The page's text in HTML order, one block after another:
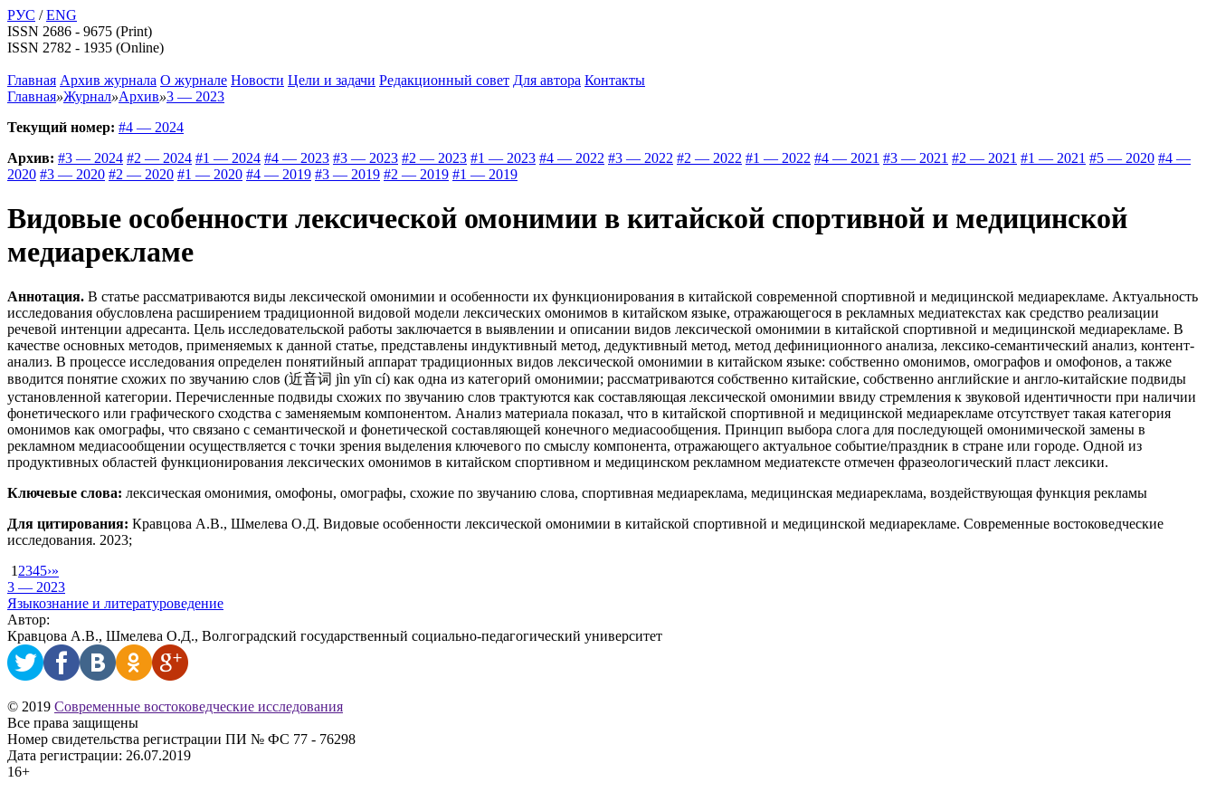
РУС /ENG
ISSN 2686 - 9675 (Print)
ISSN 2782 - 1935 (Online)
Главная Архив журнала О журнале Новости Цели и задачи Редакционный совет Для автора Контакты
Главная»Журнал»Архив»3 — 2023
Текущий номер: #4 — 2024
Архив: #3 — 2024 #2 — 2024 #1 — 2024 #4 — 2023 #3 — 2023 #2 — 2023 #1 — 2023 #4 — 2022 #3 — 2022 #2 — 2022 #1 — 2022 #4 — 2021 #3 — 2021 #2 — 2021 #1 — 2021 #5 — 2020 #4 —
2020 #3 — 2020 #2 — 2020 #1 — 2020 #4 — 2019 #3 — 2019 #2 — 2019 #1 — 2019
Видовые особенности лексической омонимии в китайской спортивной и медицинской
медиарекламе
Аннотация. В статье рассматриваются виды лексической омонимии и особенности их функционирования в китайской современной спортивной и медицинской медиарекламе. Актуальность
исследования обусловлена расширением традиционной видовой модели лексических омонимов в китайском языке, отражающегося в рекламных медиатекстах как средство реализации
речевой интенции адресанта. Цель исследовательской работы заключается в выявлении и описании видов лексической омонимии в китайской спортивной и медицинской медиарекламе. В
качестве основных методов, применяемых к данной статье, представлены индуктивный метод, дедуктивный метод, метод дефиниционного анализа, лексико-семантический анализ, контент-
анализ. В процессе исследования определен понятийный аппарат традиционных видов лексической омонимии в китайском языке: собственно омонимов, омографов и омофонов, а также
вводится понятие схожих по звучанию слов (近音词 jìn yīn cí) как одна из категорий омонимии; рассматриваются собственно китайские, собственно английские и англо-китайские подвиды
установленной категории. Перечисленные подвиды схожих по звучанию слов трактуются как составляющая лексической омонимии ввиду стремления к звуковой идентичности при наличии
фонетического или графического сходства с заменяемым компонентом. Анализ материала показал, что в китайской спортивной и медицинской медиарекламе отсутствует такая категория
омонимов как омографы, что связано с семантической и фонетической составляющей конечного медиасообщения. Принцип выбора слога для последующей омонимической замены в
рекламном медиасообщении осуществляется с точки зрения выделения ключевого по смыслу компонента, отражающего актуальное событие/праздник в стране или городе. Одной из
продуктивных областей функционирования лексических омонимов в китайском спортивном и медицинском рекламном медиатексте отмечен фразеологический пласт лексики.
Ключевые слова: лексическая омонимия, омофоны, омографы, схожие по звучанию слова, спортивная медиареклама, медицинская медиареклама, воздействующая функция рекламы
Для цитирования: Кравцова А.В., Шмелева О.Д. Видовые особенности лексической омонимии в китайской спортивной и медицинской медиарекламе. Современные востоковедческие
исследования. 2023;
1 2345›»
3 — 2023
Языкознание и литературоведение
Автор:
Кравцова А.В., Шмелева О.Д., Волгоградский государственный социально-педагогический университет
© 2019 Современные востоковедческие исследования
Все права защищены
Номер свидетельства регистрации ПИ № ФС 77 - 76298
Дата регистрации: 26.07.2019
16+